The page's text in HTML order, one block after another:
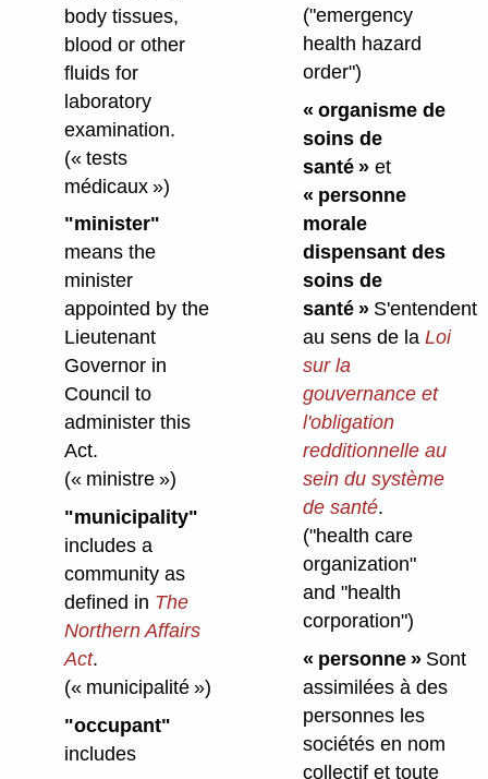
body tissues,
blood or other
fluids for
laboratory
examination.
(« tests
médicaux »)
"minister"
means the
minister
appointed by the
Lieutenant
Governor in
Council to
administer this
Act.
(« ministre »)
"municipality"
includes a
community as
defined in The
Northern Affairs
Act.
(« municipalité »)
"occupant"
includes
("emergency
health hazard
order")
« organisme de
soins de
santé »et
« personne
morale
dispensant des
soins de
santé »S'entendent
au sens de la Loi
sur la
gouvernance et
l'obligation
redditionnelle au
sein du système
de santé.
("health care
organization"
and "health
corporation")
« personne »Sont
assimilées à des
personnes les
sociétés en nom
collectif et toute